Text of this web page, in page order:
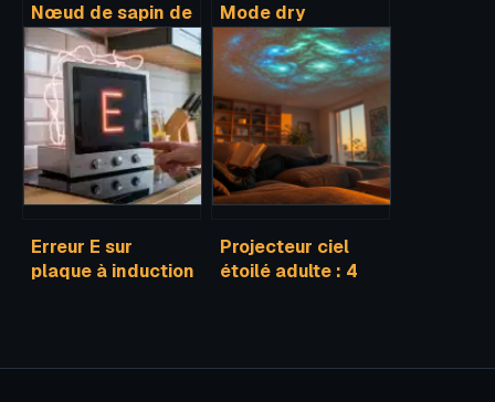
Nœud de sapin de
noël techniques et
styles pour une
déco élégante
Mode dry
climatiseur :
fonctionnement,
utilité et bons
réglages
Erreur E sur
plaque à induction
votre appareil
Projecteur ciel
étoilé adulte : 4
galactique réussie